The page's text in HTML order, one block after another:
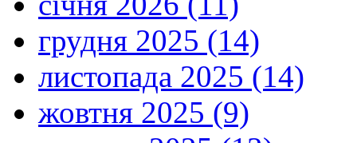
грудня 2025 (14)
листопада 2025 (14)
жовтня 2025 (9)